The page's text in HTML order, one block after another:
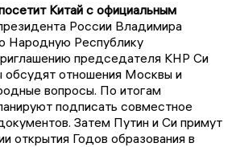
Китай с официальным
России Владимира
Народную Республику
председателя КНР Си
обсудят отношения Москвы и
вопросы. По итогам
подписать совместное
Затем Путин и Си примут
открытия Годов образования в